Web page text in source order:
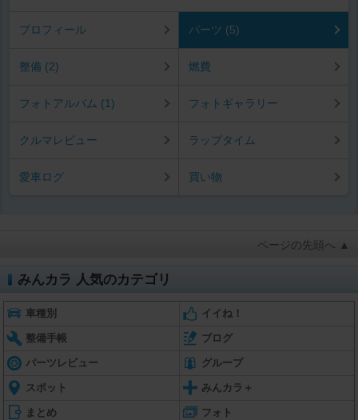
プロフィール パーツ (5)
整備 (2) 燃費
フォトアルバム (1) フォトギャラリー
クルマレビュー ラップタイム
愛車ログ 買い物
ページの先頭へ ▲
みんカラ 人気のカテゴリ
車種別 イイね！
整備手帳 ブログ
パーツレビュー グループ
スポット みんカラ＋
まとめ フォト